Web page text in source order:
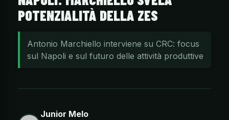
POTENZIALITÀ DELLA ZES
Antonio Marchiello interviene su CRC: focus
sul Napoli e sul futuro delle attività produttive
Junior Melo